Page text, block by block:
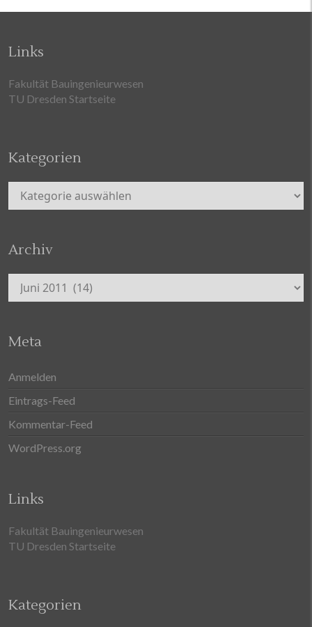
Links
Fakultät Bauingenieurwesen
TU Dresden Startseite
Kategorien
Kategorien
Archiv
Archiv
Meta
Anmelden
Eintrags-Feed
Kommentar-Feed
WordPress.org
Links
Fakultät Bauingenieurwesen
TU Dresden Startseite
Kategorien